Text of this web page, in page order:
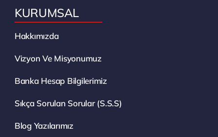
KURUMSAL
Hakkımızda
Vizyon Ve Misyonumuz
Banka Hesap Bilgilerimiz
Sıkça Sorulan Sorular (S.S.S)
Blog Yazılarımız